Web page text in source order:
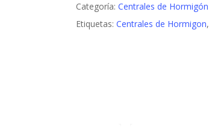
Categoría: Centrales de Hormigón
Etiquetas: Centrales de Hormigon,